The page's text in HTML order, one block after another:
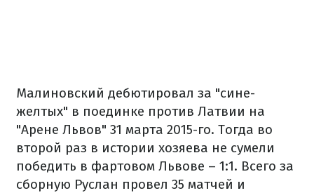
Малиновский дебютировал за "сине-
желтых" в поединке против Латвии на
"Арене Львов" 31 марта 2015-го. Тогда во
второй раз в истории хозяева не сумели
победить в фартовом Львове – 1:1. Всего за
сборную Руслан провел 35 матчей и